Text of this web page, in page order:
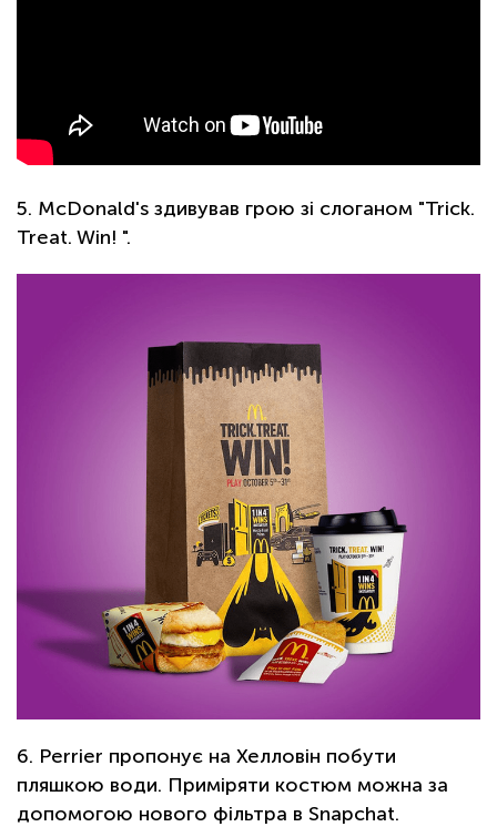
5. McDonald's здивував грою зі слоганом "Trick.
Treat. Win! ".
6. Perrier пропонує на Хелловін побути
пляшкою води. Приміряти костюм можна за
допомогою нового фільтра в Snapchat.